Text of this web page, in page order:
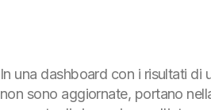
In una dashboard con i risultati di
non sono aggiornate, portano